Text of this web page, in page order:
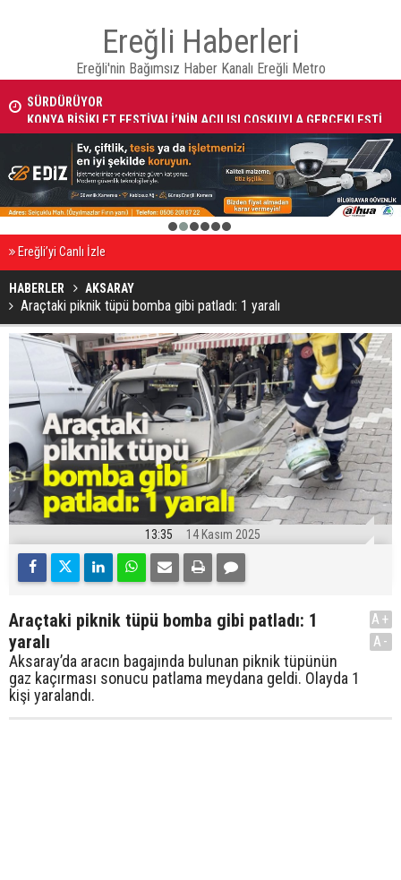
Ereğli Haberleri
Ereğli'nin Bağımsız Haber Kanalı Ereğli Metro
KONYA BÜYÜKŞEHİR ZABITASI TOPLU TAŞIMA DENETİMLERİNİ
SÜRDÜRÜYOR
KONYA BİSİKLET FESTİVALİ’NİN AÇILIŞI COŞKUYLA GERÇEKLEŞTİ
2 3 4 5 6
Ereğli’yi Canlı İzle
HABERLER AKSARAY
Araçtaki piknik tüpü bomba gibi patladı: 1 yaralı
13:35 14 Kasım 2025
Araçtaki piknik tüpü bomba gibi patladı: 1
yaralı
Aksaray’da aracın bagajında bulunan piknik tüpünün
gaz kaçırması sonucu patlama meydana geldi. Olayda 1
kişi yaralandı.
A+
A-